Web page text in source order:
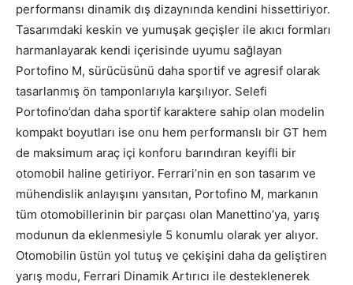
performansı dinamik dış dizaynında kendini hissettiriyor.
Tasarımdaki keskin ve yumuşak geçişler ile akıcı formları
harmanlayarak kendi içerisinde uyumu sağlayan
Portofino M, sürücüsünü daha sportif ve agresif olarak
tasarlanmış ön tamponlarıyla karşılıyor. Selefi
Portofino’dan daha sportif karaktere sahip olan modelin
kompakt boyutları ise onu hem performanslı bir GT hem
de maksimum araç içi konforu barındıran keyifli bir
otomobil haline getiriyor. Ferrari’nin en son tasarım ve
mühendislik anlayışını yansıtan, Portofino M, markanın
tüm otomobillerinin bir parçası olan Manettino’ya, yarış
modunun da eklenmesiyle 5 konumlu olarak yer alıyor.
Otomobilin üstün yol tutuş ve çekişini daha da geliştiren
yarış modu, Ferrari Dinamik Artırıcı ile desteklenerek